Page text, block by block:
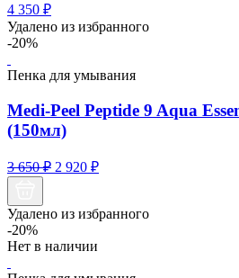
4 350 ₽
Удалено из избранного
-20%
Пенка для умывания
Medi-Peel Peptide 9 Aqua
(150мл)
3 650₽ Первоначальная
3
2 920 ₽Текущая
920 ₽.
Удалено из избранного
-20%
Нет в наличии